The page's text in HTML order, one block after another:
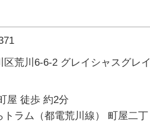
区荒川6-6-2 グレイシャスグレイ
屋 徒歩 約2分
トラム（都電荒川線） 町屋二丁